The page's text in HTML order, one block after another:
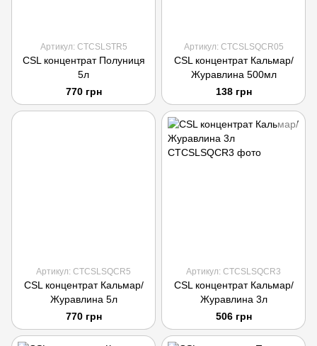
Артикул: CTCSLSTR5
CSL концентрат Полуниця
5л
770 грн
Артикул: CTCSLSQCR05
CSL концентрат Кальмар/
Журавлина 500мл
138 грн
Артикул: CTCSLSQCR5
CSL концентрат Кальмар/
Журавлина 5л
770 грн
Артикул: CTCSLSQCR3
CSL концентрат Кальмар/
Журавлина 3л
506 грн